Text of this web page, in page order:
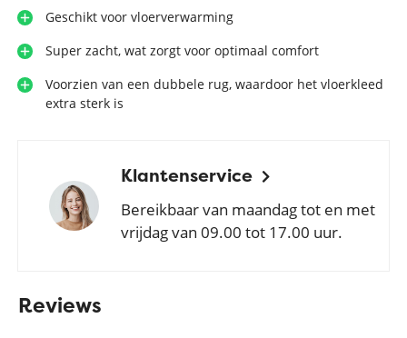
Geschikt voor vloerverwarming
Super zacht, wat zorgt voor optimaal comfort
Voorzien van een dubbele rug, waardoor het vloerkleed
extra sterk is
Klantenservice
Bereikbaar van maandag tot en met
vrijdag van 09.00 tot 17.00 uur.
Reviews